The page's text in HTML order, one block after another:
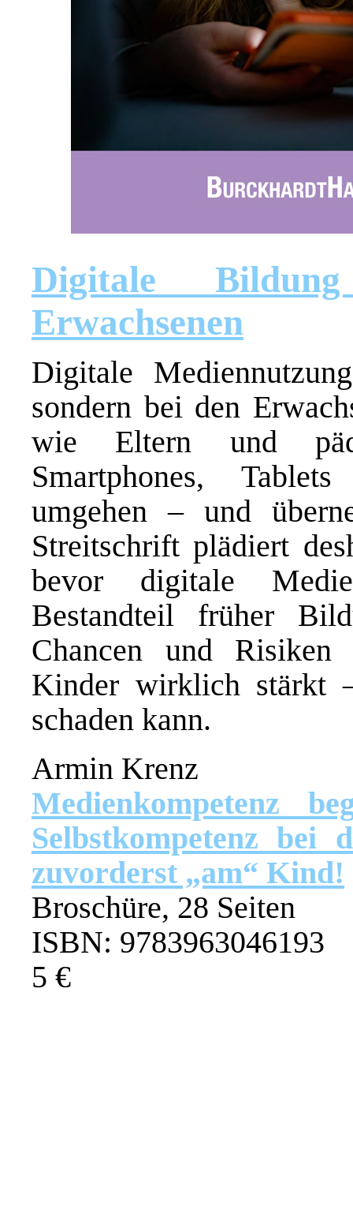
Digitale
Erwachsenen
Digitale
sondern bei den
wie Eltern und
Smartphones,
umgehen – und
Streitschrift plädiert
bevor digitale
Bestandteil früher
Chancen und
Kinder wirklich stärkt
schaden kann.
Armin Krenz
Medienkompetenz
Selbstkompetenz bei
zuvorderst „am“ Kind!
Broschüre, 28 Seiten
ISBN: 9783963046193
5 €